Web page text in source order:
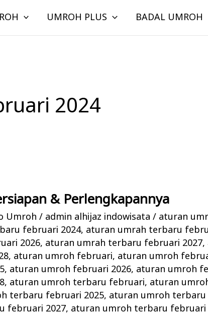
UMROH PLUS BADAL UMROH
2024
& Perlengkapannya
Umroh / admin alhijaz indowisata/ aturan
februari 2024, aturan umrah terbaru
2026, aturan umrah terbaru februari 2027,
, aturan umroh februari, aturan umroh
, aturan umroh februari 2026, aturan umroh
, aturan umroh terbaru februari, aturan
terbaru februari 2025, aturan umroh
februari 2027, aturan umroh terbaru februari